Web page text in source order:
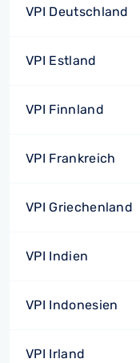
VPI Deutschland
VPI Estland
VPI Finnland
VPI Frankreich
VPI Griechenland
VPI Indien
VPI Indonesien
VPI Irland